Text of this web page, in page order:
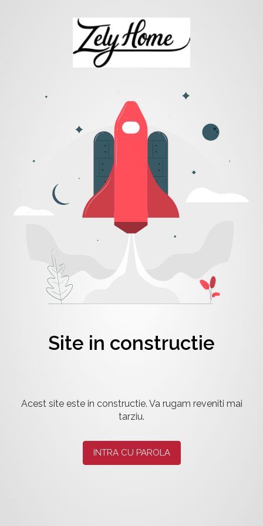
Site in constructie
Acest site este in constructie. Va rugam reveniti mai
tarziu.
INTRA CU PAROLA